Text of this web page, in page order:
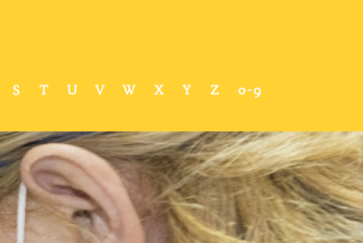
S T U V W X Y Z 0-9